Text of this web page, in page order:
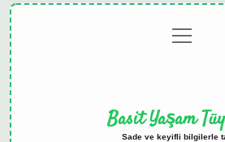
menüyü
aç
Basit Yaşam
Sade ve keyifli bilgilerle